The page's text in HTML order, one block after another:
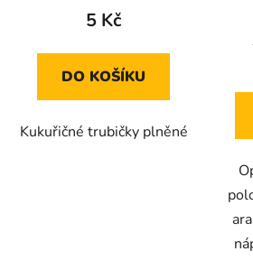
produktu
5,0
z
hvězdiček.
5 Kč
DO KOŠÍKU
Kukuřičné trubičky plněné